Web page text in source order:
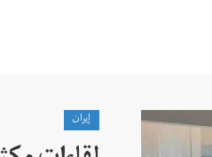
إيران